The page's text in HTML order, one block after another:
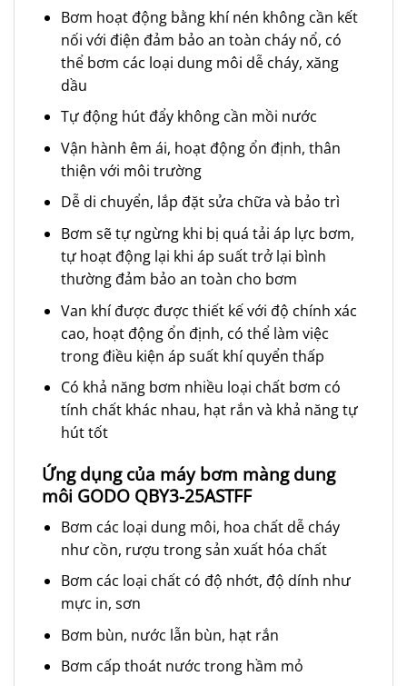
Bơm hoạt động bằng khí nén không cần kết
nối với điện đảm bảo an toàn cháy nổ, có
thể bơm các loại dung môi dễ cháy, xăng
dầu
Tự động hút đẩy không cần mồi nước
Vận hành êm ái, hoạt động ổn định, thân
thiện với môi trường
Dễ di chuyển, lắp đặt sửa chữa và bảo trì
Bơm sẽ tự ngừng khi bị quá tải áp lực bơm,
tự hoạt động lại khi áp suất trở lại bình
thường đảm bảo an toàn cho bơm
Van khí được được thiết kế với độ chính xác
cao, hoạt động ổn định, có thể làm việc
trong điều kiện áp suất khí quyển thấp
Có khả năng bơm nhiều loại chất bơm có
tính chất khác nhau, hạt rắn và khả năng tự
hút tốt
Ứng dụng của máy bơm màng dung
môi GODO QBY3-25ASTFF
Bơm các loại dung môi, hoa chất dễ cháy
như cồn, rượu trong sản xuất hóa chất
Bơm các loại chất có độ nhớt, độ dính như
mực in, sơn
Bơm bùn, nước lẫn bùn, hạt rắn
Bơm cấp thoát nước trong hầm mỏ